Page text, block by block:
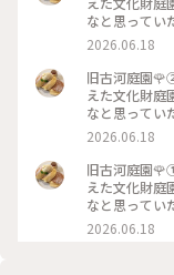
なと思ってい
日の花ファン
あったので🥹
さで 本当に
した✨️ ⁡ 次に
茶室で ゆっ
2026.06.18
旧古河庭園🌹② 大正時代から続く歴史・文化・自然を
えた文化財庭
なと思ってい
日の花ファン
あったので🥹
さで 本当に
した✨️ ⁡ 次に
茶室で ゆっ
2026.06.18
旧古河庭園🌹① 大正時代から続く歴史・文化・自然を
えた文化財庭
なと思ってい
日の花ファン
あったので🥹
2026.06.18